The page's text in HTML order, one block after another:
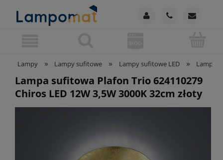
Lampy » Lampy sufitowe » Lampy sufitowe LED » Lampy
Lampa sufitowa Plafon Trio 624110279
Chiros LED 12W 3,5W 3000K 32cm złoty